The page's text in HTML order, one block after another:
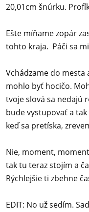
20,01cm šnúrku.
Ešte míňame zopár
tohto kraja. Páči sa
Vchádzame do
mohlo byť hocičo.
tvoje slová sa nedajú
bude vystupovať a
keď sa pretíska,
Nie, moment,
tak tu teraz stojím a
Rýchlejšie ti zbehne
EDIT: No už sedím.